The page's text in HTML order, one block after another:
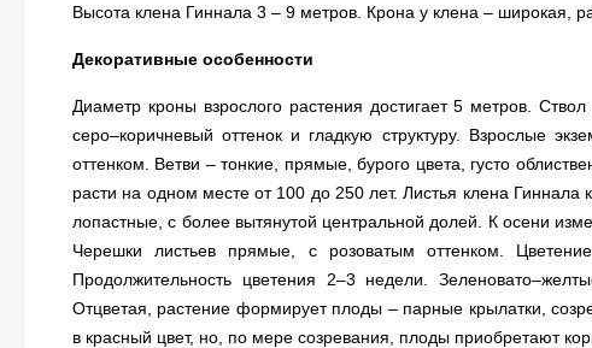
Высота клена Гиннала 3 – 9 метров. Крона у клена – широкая,
Декоративные особенности
Диаметр кроны взрослого растения достигает 5 метров.
серо–коричневый оттенок и гладкую структуру. Взрослые
оттенком. Ветви – тонкие, прямые, бурого цвета, густо
расти на одном месте от 100 до 250 лет. Листья клена
лопастные, с более вытянутой центральной долей. К осени
Черешки листьев прямые, с розоватым оттенком.
Продолжительность цветения 2–3 недели.
Отцветая, растение формирует плоды – парные крылатки,
в красный цвет, но, по мере созревания, плоды приобретают